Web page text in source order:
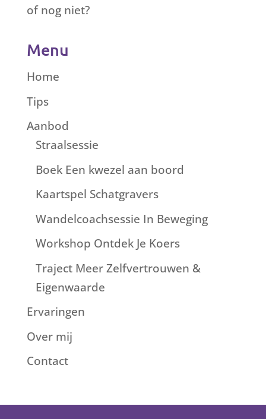
of nog niet?
Menu
Home
Tips
Aanbod
Straalsessie
Boek Een kwezel aan boord
Kaartspel Schatgravers
Wandelcoachsessie In Beweging
Workshop Ontdek Je Koers
Traject Meer Zelfvertrouwen &
Eigenwaarde
Ervaringen
Over mij
Contact